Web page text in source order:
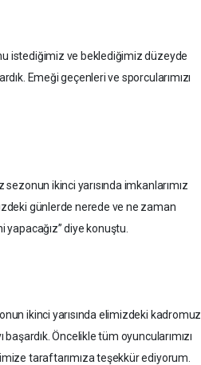
istediğimiz ve beklediğimiz düzeyde
Emeği geçenleri ve sporcularımızı
ikinci yarısında imkanlarımız
günlerde nerede ve ne zaman
diye konuştu.
ikinci yarısında elimizdeki kadromuz
Öncelikle tüm oyuncularımızı
taraftarımıza teşekkür ediyorum.